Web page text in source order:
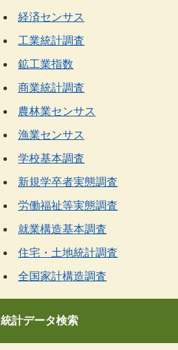
経済センサス
工業統計調査
鉱工業指数
商業統計調査
農林業センサス
漁業センサス
学校基本調査
新規学卒者実態調査
労働福祉等実態調査
就業構造基本調査
住宅・土地統計調査
全国家計構造調査
統計データ検索